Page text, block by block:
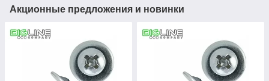
Акционные предложения и новинки